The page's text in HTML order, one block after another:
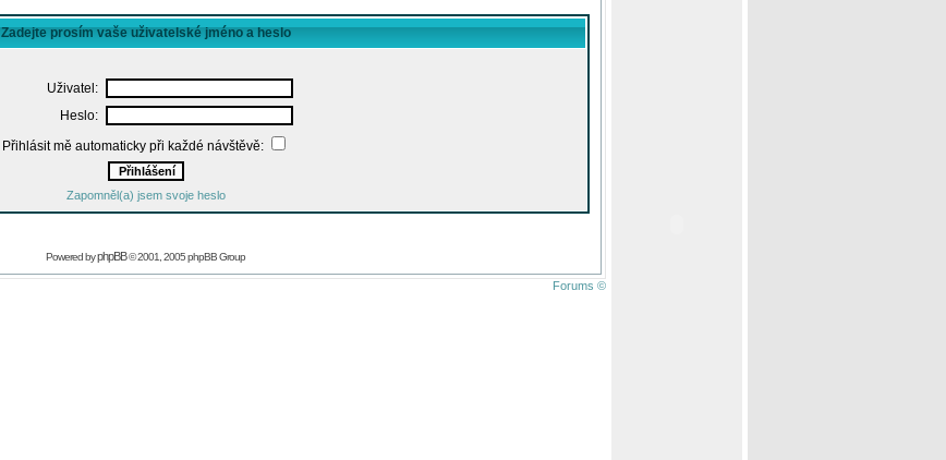
Zadejte prosím vaše uživatelské jméno a heslo
Uživatel:
Heslo:
Přihlásit mě automaticky při každé návštěvě:
Zapomněl(a) jsem svoje heslo
Powered byphpBB© 2001, 2005 phpBB Group
Forums ©